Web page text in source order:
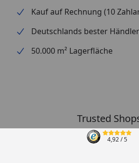
Kauf auf Rechnung (10
Deutschlands bester Händler
50.000 m² Lagerfläche
Trusted
4,92/ 5